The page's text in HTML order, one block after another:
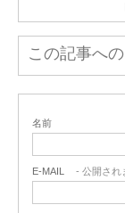
この記事へ
名前
E-MAIL - 公開され